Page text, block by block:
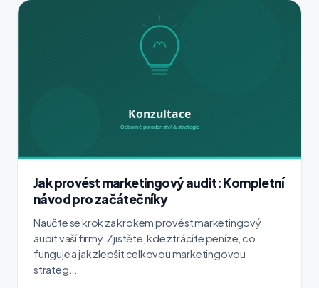
Jak provést marketingový audit: Kompletní
návod pro začátečníky
Naučte se krok za krokem provést marketingový
audit vaší firmy. Zjistěte, kde ztrácíte peníze, co
funguje a jak zlepšit celkovou marketingovou
strateg...